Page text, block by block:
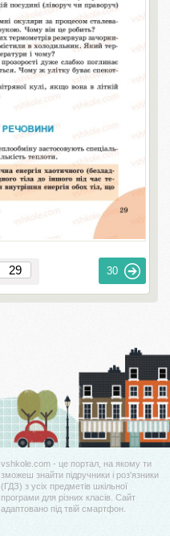
30
vshkole.com - це портал, на якому ти
зможеш знайти підручники і роз'язники
(ГДЗ) з усіх предметів шкільної
програми для різних класів. Сайт
адаптовано під твій смартфон.